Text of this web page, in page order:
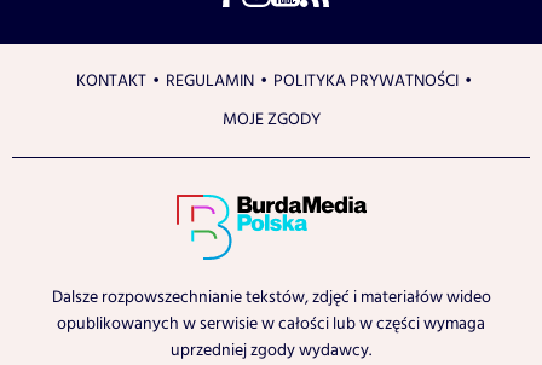
KONTAKT REGULAMIN
POLITYKA PRYWATNOŚCI
MOJE ZGODY
Dalsze rozpowszechnianie tekstów, zdjęć i materiałów wideo
opublikowanych w serwisie w całości lub w części wymaga
uprzedniej zgody wydawcy.